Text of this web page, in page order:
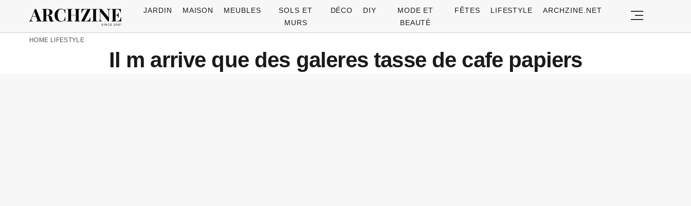
JARDIN MAISON MEUBLES
SOLS ET
MURS
DÉCO DIY
MODE ET
BEAUTÉ
FÊTES LIFESTYLE ARCHZINE.NET
HOME LIFESTYLE
Il m arrive que des galeres tasse de cafe papiers